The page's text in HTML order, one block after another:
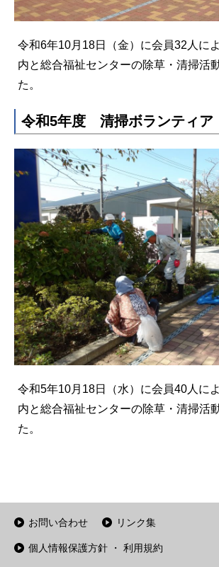
令和6年10月18日（金）に会員32人に
内と総合福祉センターの除草・清掃活
た。
令和5年度 清掃ボランティア
令和5年10月18日（水）に会員40人に
内と総合福祉センターの除草・清掃活
た。
お問い合わせ リンク集
個人情報保護方針 ・ 利用規約